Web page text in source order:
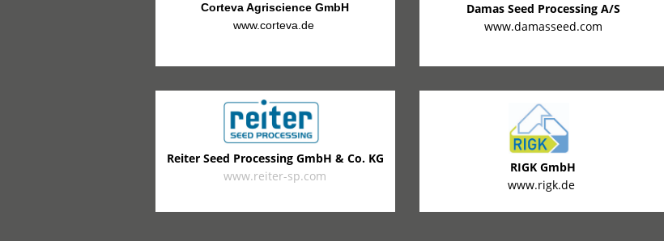
Corteva Agriscience GmbH
www.corteva.de
Reiter Seed Processing GmbH & Co. KG
www.reiter-sp.com
Damas Seed Processing A/S
www.damasseed.com
RIGK GmbH
www.rigk.de